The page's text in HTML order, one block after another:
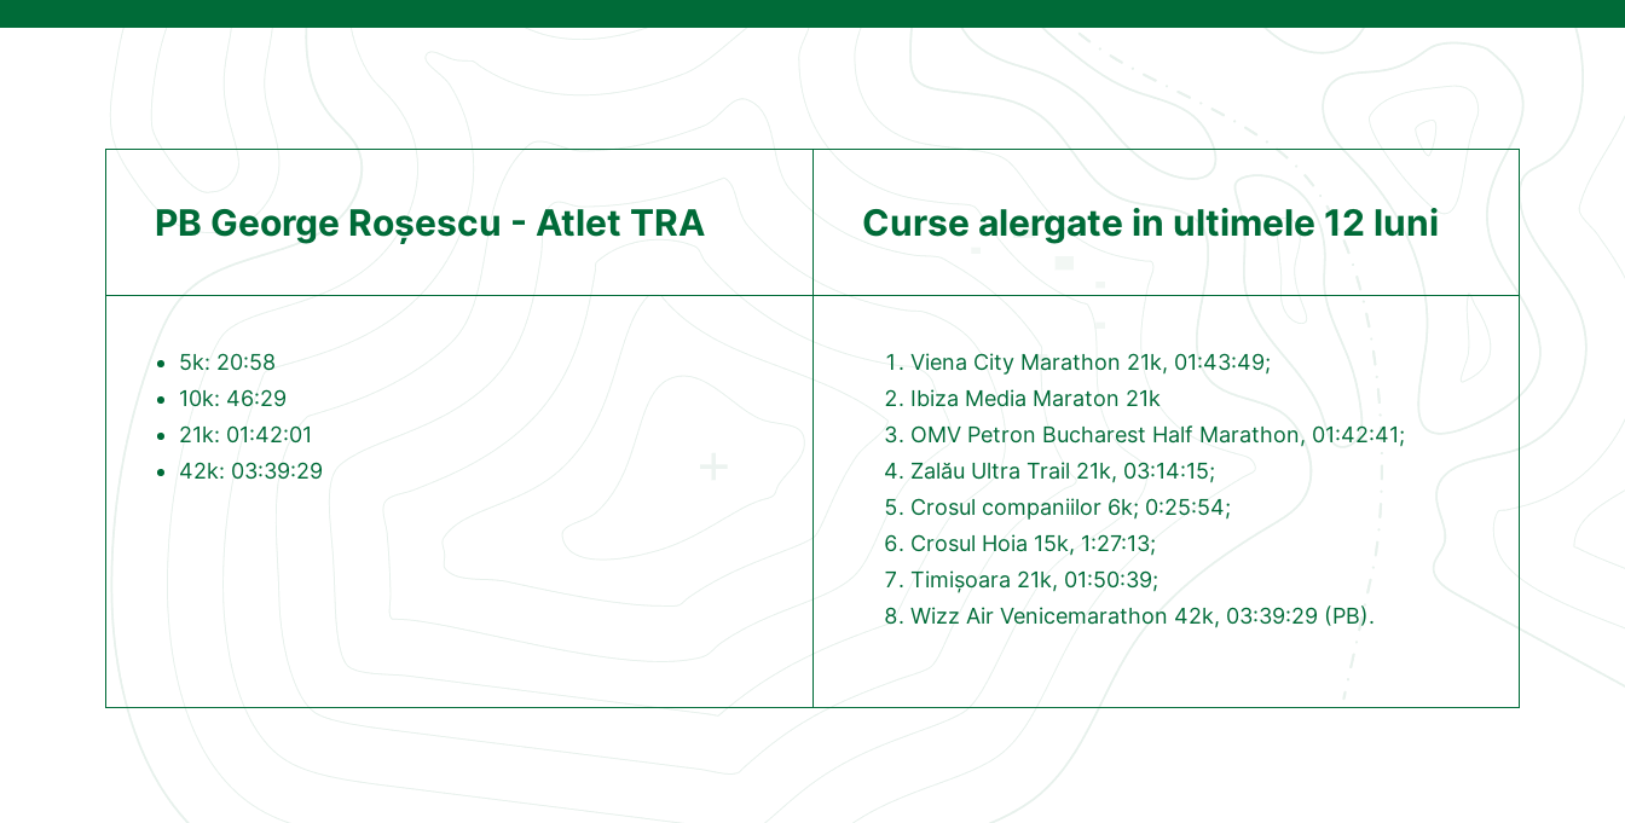
PB George Roșescu - Atlet TRA
5k: 20:58
10k: 46:29
21k: 01:42:01
42k: 03:39:29
Curse alergate in ultimele 12 luni
Viena City Marathon 21k, 01:43:49;
Ibiza Media Maraton 21k
OMV Petron Bucharest Half Marathon, 01:42:41;
Zalău Ultra Trail 21k, 03:14:15;
Crosul companiilor 6k; 0:25:54;
Crosul Hoia 15k, 1:27:13;
Timișoara 21k, 01:50:39;
Wizz Air Venicemarathon 42k, 03:39:29 (PB).